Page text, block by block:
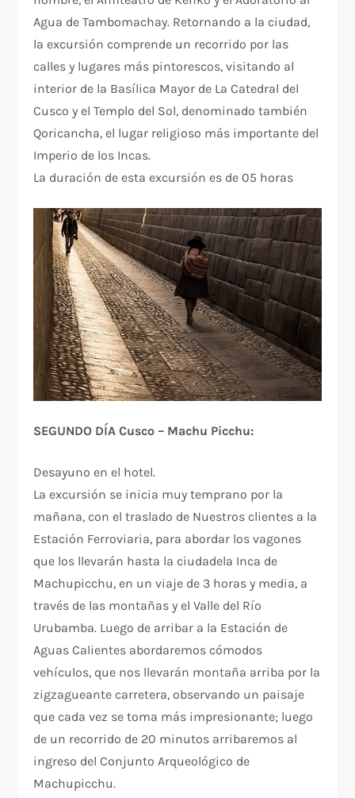
Agua de Tambomachay. Retornando a la ciudad,
la excursión comprende un recorrido por las
calles y lugares más pintorescos, visitando al
interior de la Basílica Mayor de La Catedral del
Cusco y el Templo del Sol, denominado también
Qoricancha, el lugar religioso más importante del
Imperio de los Incas.
La duración de esta excursión es de 05 horas
SEGUNDO DÍA Cusco – Machu Picchu:
Desayuno en el hotel.
La excursión se inicia muy temprano por la
mañana, con el traslado de Nuestros clientes a la
Estación Ferroviaria, para abordar los vagones
que los llevarán hasta la ciudadela Inca de
Machupicchu, en un viaje de 3 horas y media, a
través de las montañas y el Valle del Río
Urubamba. Luego de arribar a la Estación de
Aguas Calientes abordaremos cómodos
vehículos, que nos llevarán montaña arriba por la
zigzagueante carretera, observando un paisaje
que cada vez se toma más impresionante; luego
de un recorrido de 20 minutos arribaremos al
ingreso del Conjunto Arqueológico de
Machupicchu.